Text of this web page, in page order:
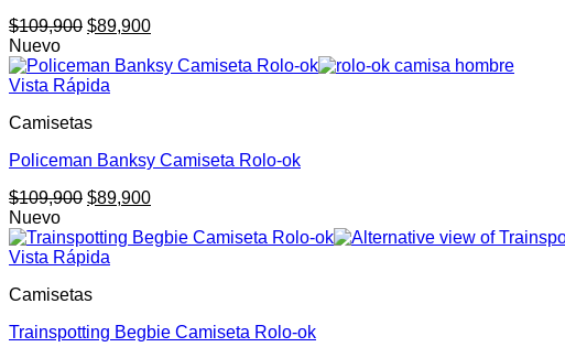
$109,900 El
original
era:
$89,900El
actual
Nuevo
Vista Rápida
Camisetas
Policeman Banksy Camiseta Rolo-ok
$109,900 El
original
era:
$89,900El
actual
Nuevo
Vista Rápida
Camisetas
Trainspotting Begbie Camiseta Rolo-ok